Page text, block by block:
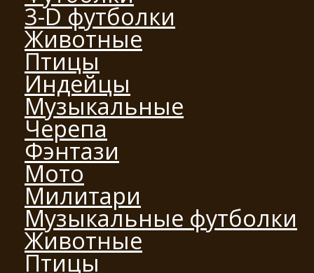
3-D футболки
Животные
Птицы
Индейцы
Музыкальные
Черепа
Фэнтази
Мото
Милитари
Музыкальные футболки
Животные
Птицы